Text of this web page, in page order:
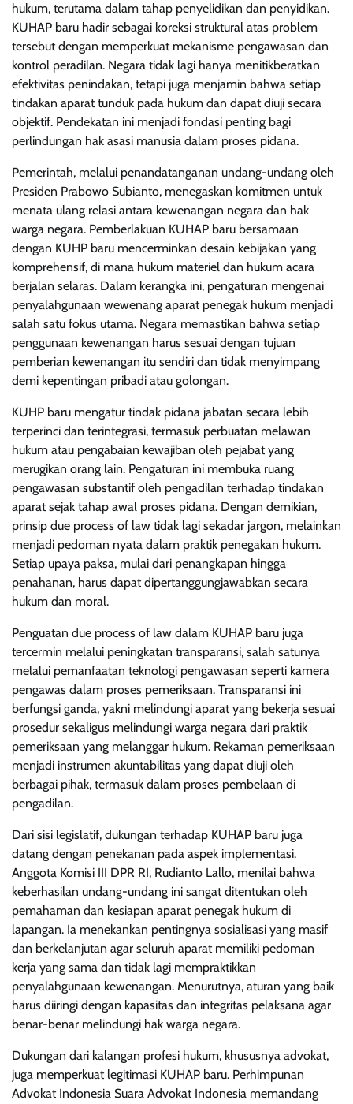
hukum, terutama dalam tahap penyelidikan dan penyidikan.
KUHAP baru hadir sebagai koreksi struktural atas problem
tersebut dengan memperkuat mekanisme pengawasan dan
kontrol peradilan. Negara tidak lagi hanya menitikberatkan
efektivitas penindakan, tetapi juga menjamin bahwa setiap
tindakan aparat tunduk pada hukum dan dapat diuji secara
objektif. Pendekatan ini menjadi fondasi penting bagi
perlindungan hak asasi manusia dalam proses pidana.
Pemerintah, melalui penandatanganan undang-undang oleh
Presiden Prabowo Subianto, menegaskan komitmen untuk
menata ulang relasi antara kewenangan negara dan hak
warga negara. Pemberlakuan KUHAP baru bersamaan
dengan KUHP baru mencerminkan desain kebijakan yang
komprehensif, di mana hukum materiel dan hukum acara
berjalan selaras. Dalam kerangka ini, pengaturan mengenai
penyalahgunaan wewenang aparat penegak hukum menjadi
salah satu fokus utama. Negara memastikan bahwa setiap
penggunaan kewenangan harus sesuai dengan tujuan
pemberian kewenangan itu sendiri dan tidak menyimpang
demi kepentingan pribadi atau golongan.
KUHP baru mengatur tindak pidana jabatan secara lebih
terperinci dan terintegrasi, termasuk perbuatan melawan
hukum atau pengabaian kewajiban oleh pejabat yang
merugikan orang lain. Pengaturan ini membuka ruang
pengawasan substantif oleh pengadilan terhadap tindakan
aparat sejak tahap awal proses pidana. Dengan demikian,
prinsip due process of law tidak lagi sekadar jargon, melainkan
menjadi pedoman nyata dalam praktik penegakan hukum.
Setiap upaya paksa, mulai dari penangkapan hingga
penahanan, harus dapat dipertanggungjawabkan secara
hukum dan moral.
Penguatan due process of law dalam KUHAP baru juga
tercermin melalui peningkatan transparansi, salah satunya
melalui pemanfaatan teknologi pengawasan seperti kamera
pengawas dalam proses pemeriksaan. Transparansi ini
berfungsi ganda, yakni melindungi aparat yang bekerja sesuai
prosedur sekaligus melindungi warga negara dari praktik
pemeriksaan yang melanggar hukum. Rekaman pemeriksaan
menjadi instrumen akuntabilitas yang dapat diuji oleh
berbagai pihak, termasuk dalam proses pembelaan di
pengadilan.
Dari sisi legislatif, dukungan terhadap KUHAP baru juga
datang dengan penekanan pada aspek implementasi.
Anggota Komisi III DPR RI, Rudianto Lallo, menilai bahwa
keberhasilan undang-undang ini sangat ditentukan oleh
pemahaman dan kesiapan aparat penegak hukum di
lapangan. Ia menekankan pentingnya sosialisasi yang masif
dan berkelanjutan agar seluruh aparat memiliki pedoman
kerja yang sama dan tidak lagi mempraktikkan
penyalahgunaan kewenangan. Menurutnya, aturan yang baik
harus diiringi dengan kapasitas dan integritas pelaksana agar
benar-benar melindungi hak warga negara.
Dukungan dari kalangan profesi hukum, khususnya advokat,
juga memperkuat legitimasi KUHAP baru. Perhimpunan
Advokat Indonesia Suara Advokat Indonesia memandang